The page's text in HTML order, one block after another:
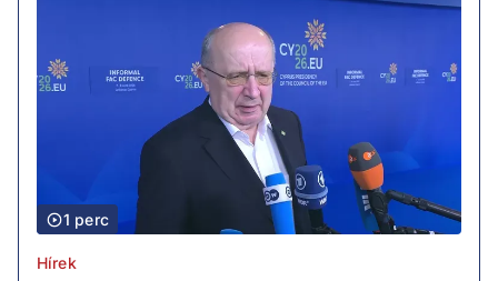
1 perc
Hírek